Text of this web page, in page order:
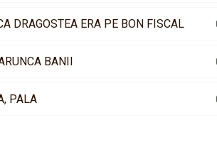
DRAGOSTEA ERA PE BON FISCAL
BANII
PALA